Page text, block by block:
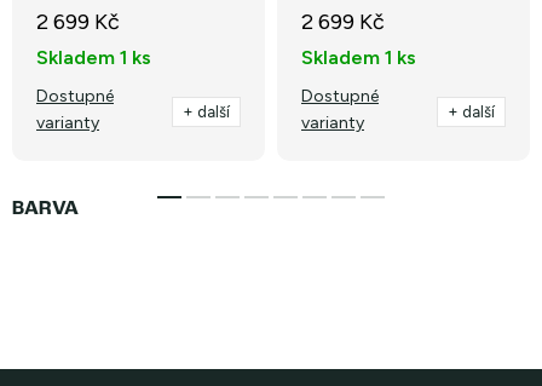
2 699 Kč
Skladem 1 ks
Dostupné
varianty
+ další
2 699 Kč
Skladem 1 ks
Dostupné
varianty
+ další